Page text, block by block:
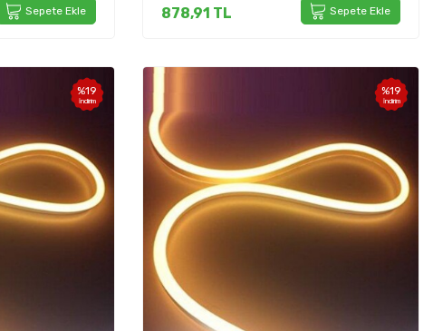
Sepete Ekle 878,91 TL Sepete Ekle
%19
İndirim
%19
İndirim